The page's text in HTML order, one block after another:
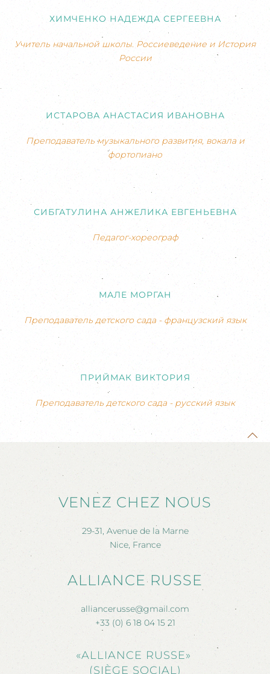
ХИМЧЕНКО НАДЕЖДА СЕРГЕЕВНА
Учитель начальной школы. Россиеведение и История
России
ИСТАРОВА АНАСТАСИЯ ИВАНОВНА
Преподаватель музыкального развития, вокала и
фортопиано
СИБГАТУЛИНА АНЖЕЛИКА ЕВГЕНЬЕВНА
Педагог-хореограф
МАЛЕ МОРГАН
Преподаватель детского сада - французский язык
ПРИЙМАК ВИКТОРИЯ
Преподаватель детского сада - русский язык
VENEZ CHEZ NOUS
29-31, Avenue de la Marne
Nice, France
ALLIANCE RUSSE
alliancerusse@gmail.com
+33 (0) 6 18 04 15 21
«ALLIANCE RUSSE»
(SIÈGE SOCIAL)